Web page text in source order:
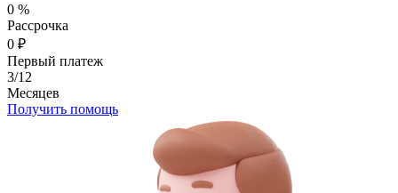
0 %
Рассрочка
0 ₽
Первый платеж
3/12
Месяцев
Получить помощь